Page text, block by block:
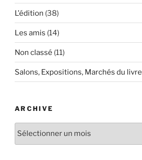
L'édition (38)
Les amis (14)
Non classé (11)
Salons, Expositions, Marchés du livre
ARCHIVE
Archive